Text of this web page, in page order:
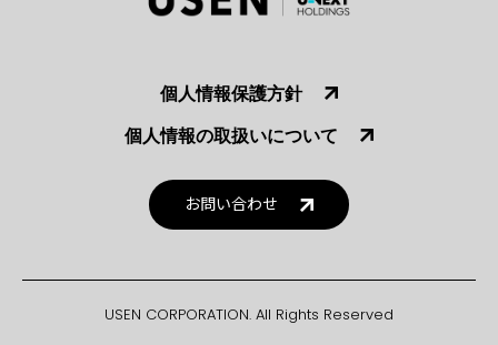
個人情報保護方針
個人情報の取扱いについて
お問い合わせ
USEN CORPORATION. All Rights Reserved